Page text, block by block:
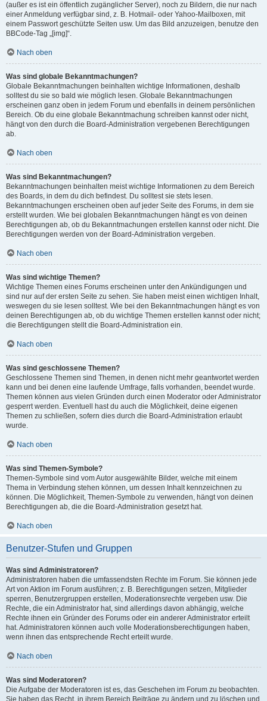
(außer es ist ein öffentlich zugänglicher Server), noch zu Bildern, die nur nach
einer Anmeldung verfügbar sind, z. B. Hotmail- oder Yahoo-Mailboxen, mit
einem Passwort geschützte Seiten usw. Um das Bild anzuzeigen, benutze den
BBCode-Tag „[img]“.
Nach oben
Was sind globale Bekanntmachungen?
Globale Bekanntmachungen beinhalten wichtige Informationen, deshalb
solltest du sie so bald wie möglich lesen. Globale Bekanntmachungen
erscheinen ganz oben in jedem Forum und ebenfalls in deinem persönlichen
Bereich. Ob du eine globale Bekanntmachung schreiben kannst oder nicht,
hängt von den durch die Board-Administration vergebenen Berechtigungen
ab.
Nach oben
Was sind Bekanntmachungen?
Bekanntmachungen beinhalten meist wichtige Informationen zu dem Bereich
des Boards, in dem du dich befindest. Du solltest sie stets lesen.
Bekanntmachungen erscheinen oben auf jeder Seite des Forums, in dem sie
erstellt wurden. Wie bei globalen Bekanntmachungen hängt es von deinen
Berechtigungen ab, ob du Bekanntmachungen erstellen kannst oder nicht. Die
Berechtigungen werden von der Board-Administration vergeben.
Nach oben
Was sind wichtige Themen?
Wichtige Themen eines Forums erscheinen unter den Ankündigungen und
sind nur auf der ersten Seite zu sehen. Sie haben meist einen wichtigen Inhalt,
weswegen du sie lesen solltest. Wie bei den Bekanntmachungen hängt es von
deinen Berechtigungen ab, ob du wichtige Themen erstellen kannst oder nicht;
die Berechtigungen stellt die Board-Administration ein.
Nach oben
Was sind geschlossene Themen?
Geschlossene Themen sind Themen, in denen nicht mehr geantwortet werden
kann und bei denen eine laufende Umfrage, falls vorhanden, beendet wurde.
Themen können aus vielen Gründen durch einen Moderator oder Administrator
gesperrt werden. Eventuell hast du auch die Möglichkeit, deine eigenen
Themen zu schließen, sofern dies durch die Board-Administration erlaubt
wurde.
Nach oben
Was sind Themen-Symbole?
Themen-Symbole sind vom Autor ausgewählte Bilder, welche mit einem
Thema in Verbindung stehen können, um dessen Inhalt kennzeichnen zu
können. Die Möglichkeit, Themen-Symbole zu verwenden, hängt von deinen
Berechtigungen ab, die die Board-Administration gesetzt hat.
Nach oben
Benutzer-Stufen und Gruppen
Was sind Administratoren?
Administratoren haben die umfassendsten Rechte im Forum. Sie können jede
Art von Aktion im Forum ausführen; z. B. Berechtigungen setzen, Mitglieder
sperren, Benutzergruppen erstellen, Moderationsrechte vergeben usw. Die
Rechte, die ein Administrator hat, sind allerdings davon abhängig, welche
Rechte ihnen ein Gründer des Forums oder ein anderer Administrator erteilt
hat. Administratoren können auch volle Moderationsberechtigungen haben,
wenn ihnen das entsprechende Recht erteilt wurde.
Nach oben
Was sind Moderatoren?
Die Aufgabe der Moderatoren ist es, das Geschehen im Forum zu beobachten.
Sie haben das Recht, in ihrem Bereich Beiträge zu ändern und zu löschen und